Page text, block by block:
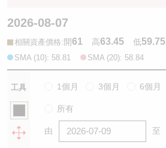
2026-08-07
相關資產價格:開61 高63.45 低59.75
SMA (10): 58.81 SMA (20): 58.84
工具 1個月 3個月 6個月
所有
由 至